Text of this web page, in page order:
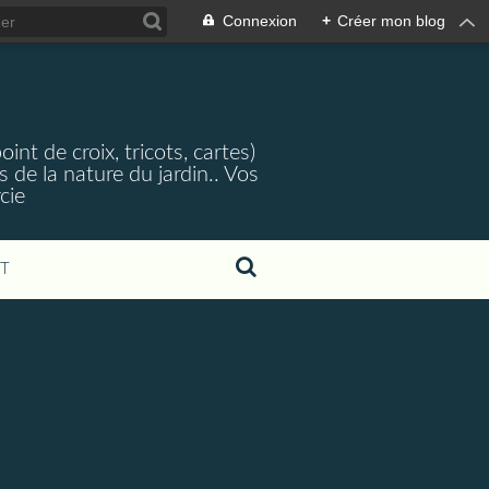
Connexion + Créer mon blog
de croix, tricots, cartes)
de la nature du jardin.. Vos